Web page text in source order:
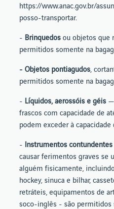
https://www.anac.gov.br/
posso-transportar.
- Brinquedos ou objetos que
permitidos somente na
- Objetos pontiagudos,
permitidos somente na
- Líquidos, aerossóis e géis —
frascos com capacidade de
podem exceder à
- Instrumentos contundentes
causar ferimentos graves se
alguém fisicamente,
hockey, sinuca e bilhar,
retráteis, equipamentos de
soco-inglês - são permitidos